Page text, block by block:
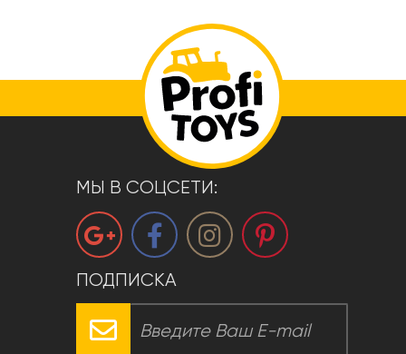
МЫ В СОЦСЕТИ:
ПОДПИСКА